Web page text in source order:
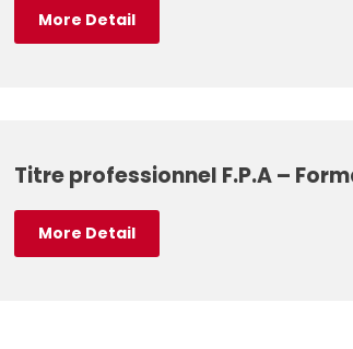
More Detail
Titre professionnel F.P.A –
More Detail